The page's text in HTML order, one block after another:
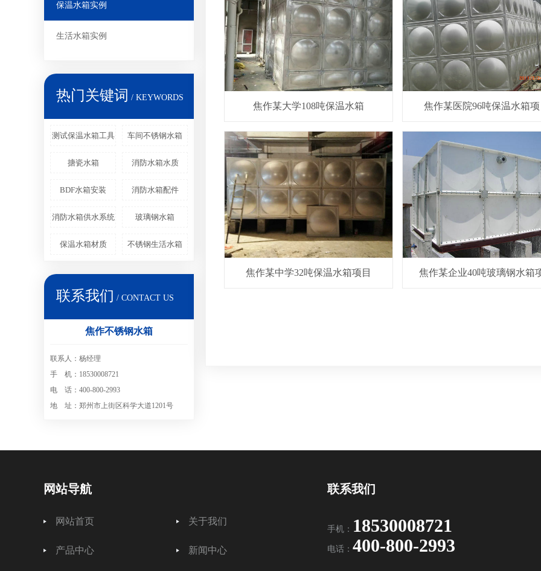
保温水箱实例
生活水箱实例
热门关键词 / KEYWORDS
测试保温水箱工具 车间不锈钢水箱
搪瓷水箱 消防水箱水质
BDF水箱安装 消防水箱配件
消防水箱供水系统 玻璃钢水箱
保温水箱材质 不锈钢生活水箱
联系我们 / CONTACT US
焦作不锈钢水箱
联系人：杨经理
手 机：18530008721
电 话：400-800-2993
地 址：郑州市上街区科学大道1201号
焦作某大学108吨保温水箱 焦作某医院96吨保温水箱
焦作某中学32吨保温水箱项目 焦作某企业40吨玻璃钢水箱
网站导航
网站首页 关于我们
产品中心 新闻中心
联系我们
手机： 18530008721
电话： 400-800-2993